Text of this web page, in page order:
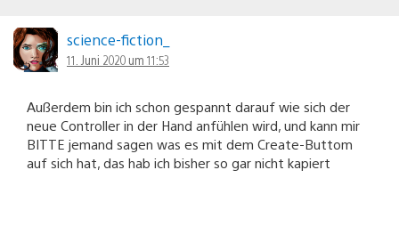
science-fiction_
11. Juni 2020 um 11:53
Außerdem bin ich schon gespannt darauf wie sich der
neue Controller in der Hand anfühlen wird, und kann mir
BITTE jemand sagen was es mit dem Create-Buttom
auf sich hat, das hab ich bisher so gar nicht kapiert